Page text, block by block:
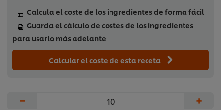
Calcula el coste de los ingredientes de forma fácil
Guarda el cálculo de costes de los ingredientes
para usarlo más adelante
Calcular el coste de esta receta
− +